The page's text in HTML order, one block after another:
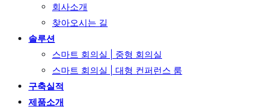
회사소개
찾아오시는 길
솔루션
스마트 회의실 | 중형 회의실
스마트 회의실 | 대형 컨퍼런스 룸
구축실적
제품소개